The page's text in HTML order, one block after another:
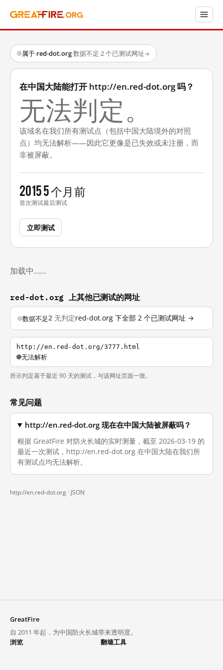
属于 red-dot.org·数据不足·2 个已测试网址→
在中国大陆能打开 http://en.red-dot.org 吗？
无法判定。
该域名在我们所有测试点（包括中国大陆境外的对照
点）均无法解析——因此它更像是已失效或未注册，而
非被屏蔽。
2015
首次测试
5 个月前
最后测试
立即测试
加载中……
red-dot.org 上其他已测试的网址
数据不足2 无判定red-dot.org 下全部 2 个已测试网址 →
http://en.red-dot.org/3777.html
无法解析
所示判定基于最近 90 天的测试，与该网址页面一致。
常见问题
http://en.red-dot.org 现在在中国大陆被屏蔽吗？
根据 GreatFire 对防火长城的实时测量，截至 2026-03-19 的
最近一次测试，http://en.red-dot.org 在中国大陆在我们所
有测试点均无法解析。
http://en.red-dot.org · JSON
GreatFire
自 2011 年起，为中国防火长城带来透明度。
浏览
翻墙工具